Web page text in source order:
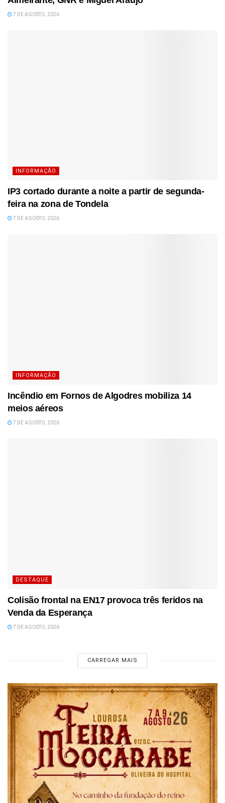
7 DE AGOSTO, 2026
INFORMAÇÃO
IP3 cortado durante a noite a partir de segunda-
feira na zona de Tondela
7 DE AGOSTO, 2026
INFORMAÇÃO
Incêndio em Fornos de Algodres mobiliza 14
meios aéreos
7 DE AGOSTO, 2026
DESTAQUE
Colisão frontal na EN17 provoca três feridos na
Venda da Esperança
7 DE AGOSTO, 2026
CARREGAR MAIS